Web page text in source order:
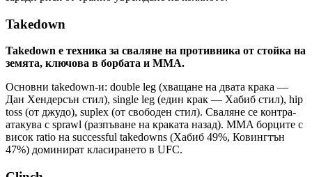
Takedown
Takedown е техника за сваляне на противника от стойка на
земята, ключова в борбата и MMA.
Основни takedown-и: double leg (хващане на двата крака —
Дан Хендерсън стил), single leg (един крак — Хабиб стил), hip
toss (от джудо), suplex (от свободен стил). Сваляне се контра-
атакува с sprawl (разпъване на краката назад). MMA борците с
висок ratio на successful takedowns (Хабиб 49%, Ковингтън
47%) доминират класирането в UFC.